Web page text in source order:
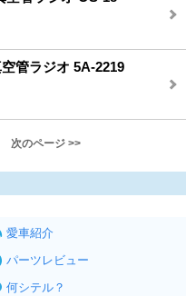
管ラジオ 5A-2219
次のページ >>
愛車紹介
パーツレビュー
何シテル？